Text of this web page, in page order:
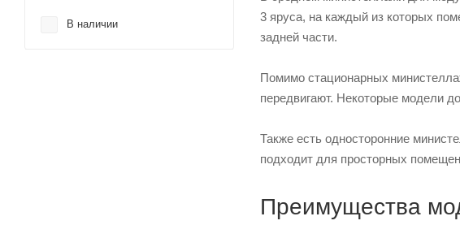
3 яруса, на каждый из которых
задней части.
Помимо стационарных
передвигают. Некоторые модели
Также есть односторонние
подходит для просторных
Преимущества
В наличии